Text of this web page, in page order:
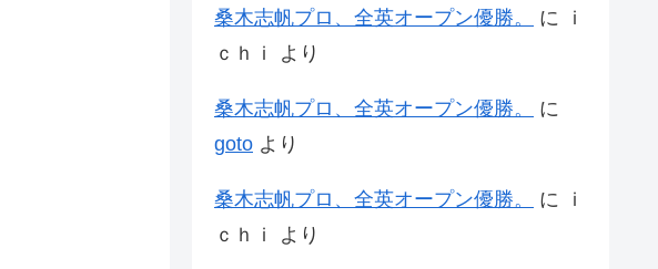
桑木志帆プロ、全英オープン優勝。 に
ｉ
ｃｈｉ
より
桑木志帆プロ、全英オープン優勝。
に
goto より
桑木志帆プロ、全英オープン優勝。 に
ｉ
ｃｈｉ
より